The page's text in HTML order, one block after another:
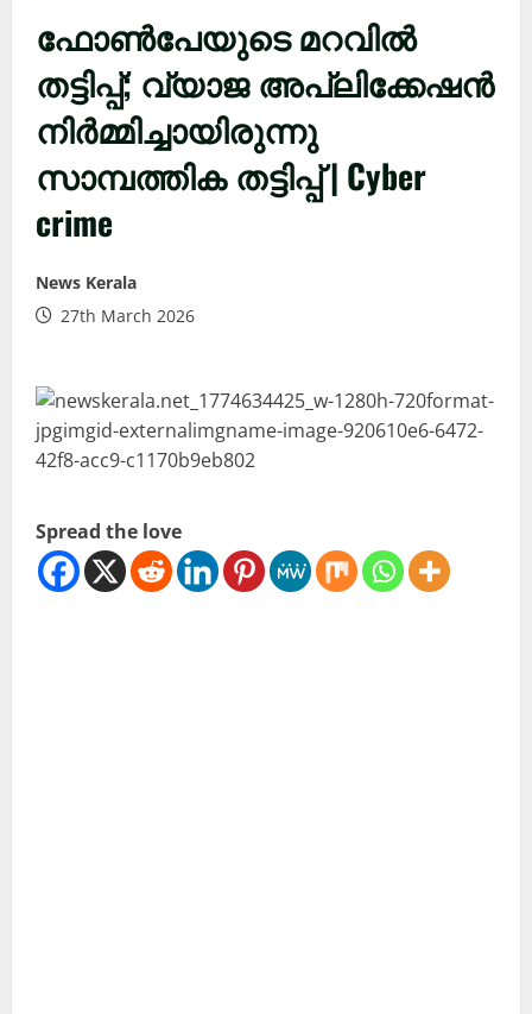
ഫോൺപേയുടെ മറവിൽ
തട്ടിപ്പ്; വ്യാജ അപ്ലിക്കേഷൻ
നിർമ്മിച്ചായിരുന്നു
സാമ്പത്തിക തട്ടിപ്പ് | Cyber
crime
News Kerala
27th March 2026
Spread the love